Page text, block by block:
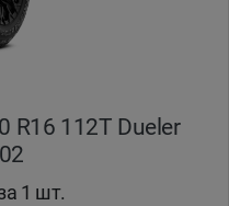
R16 112T Dueler
1 шт.